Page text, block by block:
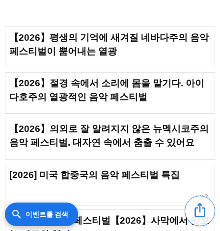
【2026】평생의 기억에 새겨질 네바다주의 음악
페스티벌이 뿜어내는 열광
【2026】절경 속에서 소리에 몸을 맡기다. 아이
다호주의 열광적인 음악 페스티벌
【2026】의외로 잘 알려지지 않은 뉴멕시코주의
음악 페스티벌. 대자연 속에서 춤출 수 있어요
[2026] 미국 합중국의 음악 페스티벌 특집
favorite_border2
중동·해외 음악 페스티벌【2026】사막에서 맛보
ios_share
search 이벤트를 검색